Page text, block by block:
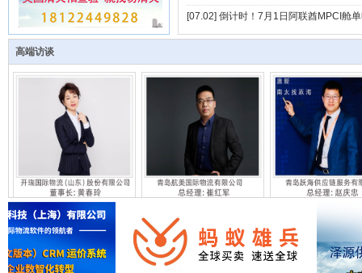
[07.02] 倒计时！7月1日阿联酋MPCI舱
高端访谈
中外运集装箱运输有限公司山..
上海新海丰集装箱运输有限公..
青岛德济国际货运代理有限公..
达通国际航运有限公司
天敬海运株式会社
东方海外(中国)有限公司青岛..
高丽海运(上海)有限公司青岛..
兴亚船务（中国）有限公司青..
韩国东暎海运株式会社青岛代..
南星海运株式会社
德翔海运有限公司青岛分公司